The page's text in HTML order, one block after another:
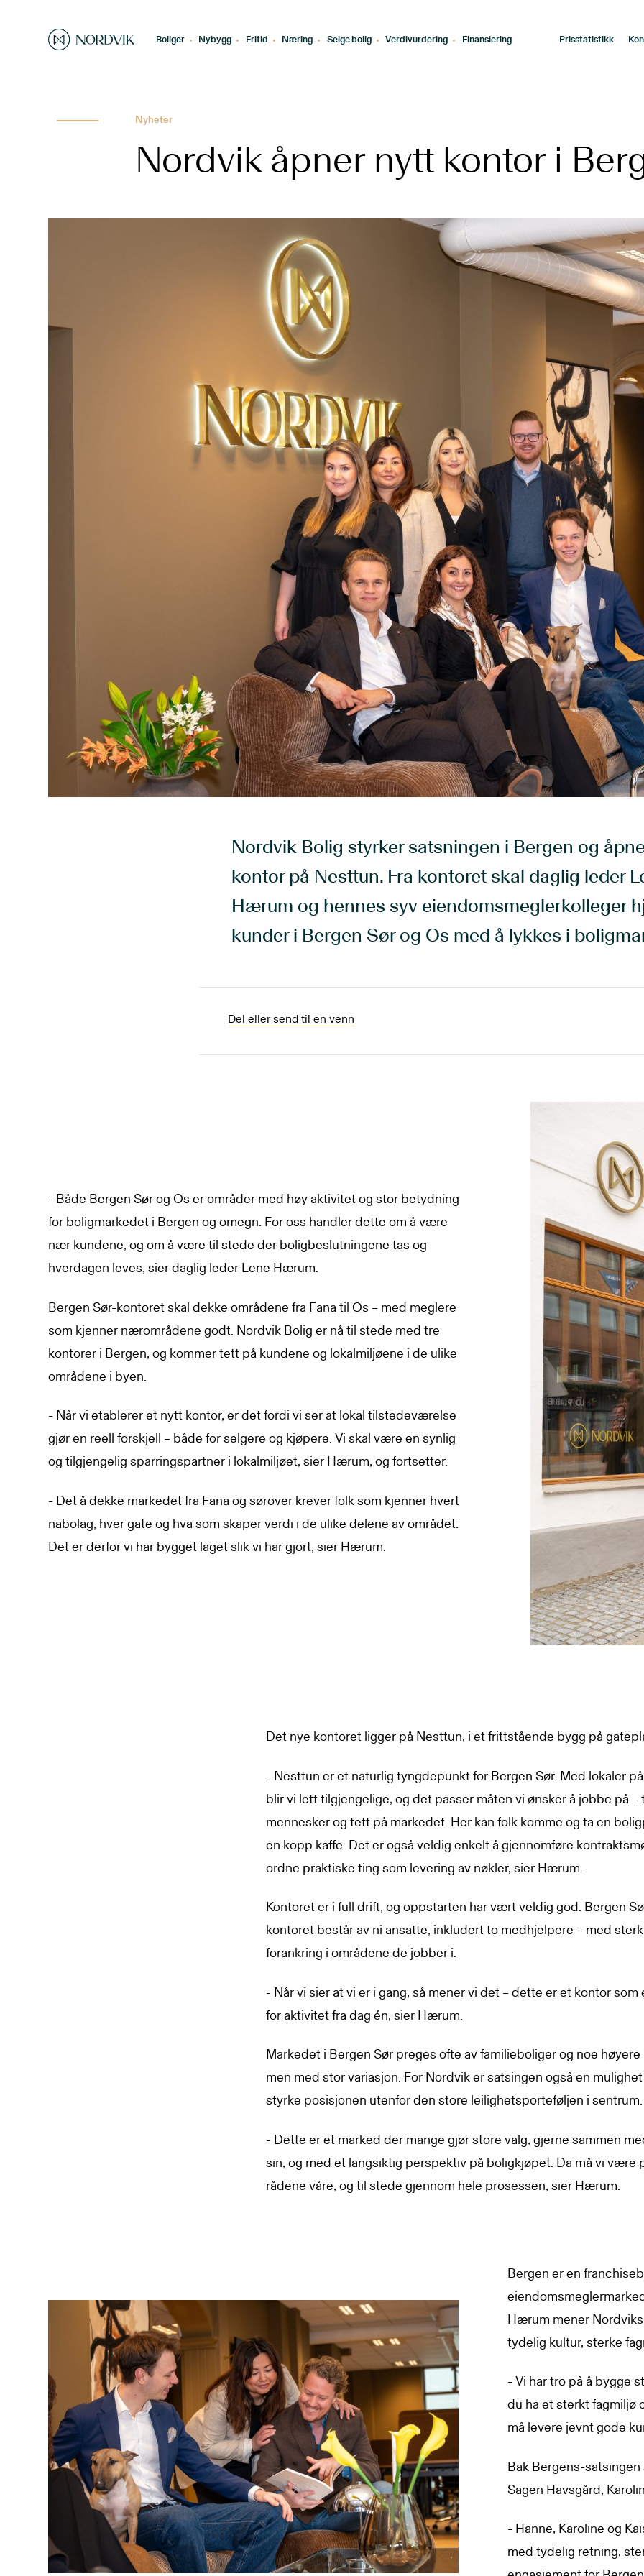
Boliger Nybygg Fritid Næring Selge bolig Verdivurdering Finansiering Prisstatistikk
Nordvik åpner nytt kontor i
Nyheter
Nordvik Bolig styrker satsningen i Bergen og
kontor på Nesttun. Fra kontoret skal daglig leder
Hærum og hennes syv eiendomsmeglerkolleger
kunder i Bergen Sør og Os med å lykkes i
Del eller send til en venn
- Både Bergen Sør og Os er områder med høy aktivitet og stor betydning
for boligmarkedet i Bergen og omegn. For oss handler dette om å være
nær kundene, og om å være til stede der boligbeslutningene tas og
hverdagen leves, sier daglig leder Lene Hærum.
Bergen Sør-kontoret skal dekke områdene fra Fana til Os – med meglere
som kjenner nærområdene godt. Nordvik Bolig er nå til stede med tre
kontorer i Bergen, og kommer tett på kundene og lokalmiljøene i de ulike
områdene i byen.
- Når vi etablerer et nytt kontor, er det fordi vi ser at lokal tilstedeværelse
gjør en reell forskjell – både for selgere og kjøpere. Vi skal være en synlig
og tilgjengelig sparringspartner i lokalmiljøet, sier Hærum, og fortsetter.
- Det å dekke markedet fra Fana og sørover krever folk som kjenner hvert
nabolag, hver gate og hva som skaper verdi i de ulike delene av området.
Det er derfor vi har bygget laget slik vi har gjort, sier Hærum.
Det nye kontoret ligger på Nesttun, i et frittstående bygg på
- Nesttun er et naturlig tyngdepunkt for Bergen Sør. Med lokaler
blir vi lett tilgjengelige, og det passer måten vi ønsker å jobbe på –
mennesker og tett på markedet. Her kan folk komme og ta en
en kopp kaffe. Det er også veldig enkelt å gjennomføre
ordne praktiske ting som levering av nøkler, sier Hærum.
Kontoret er i full drift, og oppstarten har vært veldig god. Bergen
kontoret består av ni ansatte, inkludert to medhjelpere – med
forankring i områdene de jobber i.
- Når vi sier at vi er i gang, så mener vi det – dette er et kontor som
for aktivitet fra dag én, sier Hærum.
Markedet i Bergen Sør preges ofte av familieboliger og noe høyere
men med stor variasjon. For Nordvik er satsingen også en mulighet
styrke posisjonen utenfor den store leilighetsporteføljen i sentrum.
- Dette er et marked der mange gjør store valg, gjerne sammen
sin, og med et langsiktig perspektiv på boligkjøpet. Da må vi være
rådene våre, og til stede gjennom hele prosessen, sier Hærum.
Bergen er en
Hærum mener
tydelig kultur, sterke
- Vi har tro på å bygge
du ha et sterkt fagmiljø
må levere jevnt gode
Bak Bergens-
Sagen Havsgård,
- Hanne, Karoline og
med tydelig retning,